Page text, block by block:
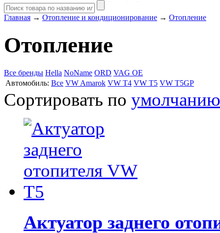
Главная → Отопление и кондиционирование → Отопление
Отопление
Все бренды Hella NoName ORD VAG OE
Автомобиль: Все VW Amarok VW T4 VW T5 VW T5GP
Сортировать по умолчанию
Актуатор заднего